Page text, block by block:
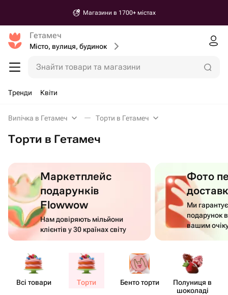
Магазини в 1700+ містах
Гетамеч
Місто, вулиця, будинок
Знайти товари та магазини
Тренди Квіти
Випічка в Гетамеч Торти в Гетамеч
Торти в Гетамеч
Маркетплейс
подарунків
Flowwow
Нам довіряють мільйони
клієнтів у 30 країнах світу
Фото
Ми
подарунок
вашим
Всі товари Торти Бенто торти
Полуниця в
шоколаді